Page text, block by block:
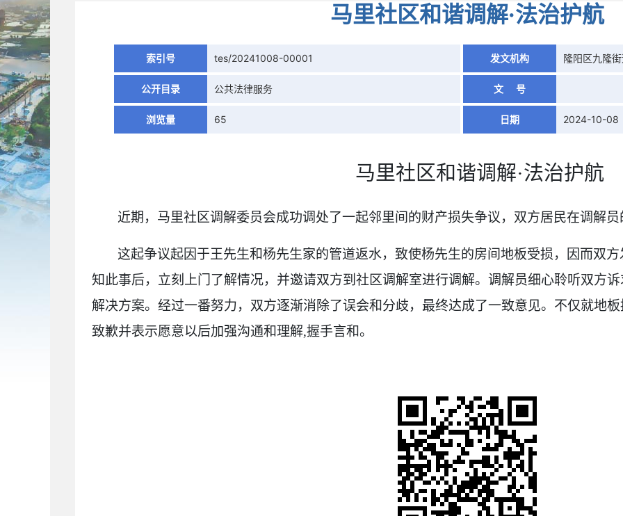
马里社区和谐调解·法治护航
索引号 tes/20241008-00001 发文机构 隆阳区九隆
公开目录 公共法律服务 文 号
浏览量 65 日期 2024-10-08
马里社区和谐调解·法治护航
近期，马里社区调解委员会成功调处了一起邻里间的财产损失争议，双方居民在调解员
这起争议起因于王先生和杨先生家的管道返水，致使杨先生的房间地板受损，因而双
知此事后，立刻上门了解情况，并邀请双方到社区调解室进行调解。调解员细心聆听双方
解决方案。经过一番努力， 双方逐渐消除了误会和分歧，最终达成了一致意见。不仅就地
致歉并表示愿意以后加强沟通和理解,握手言和。